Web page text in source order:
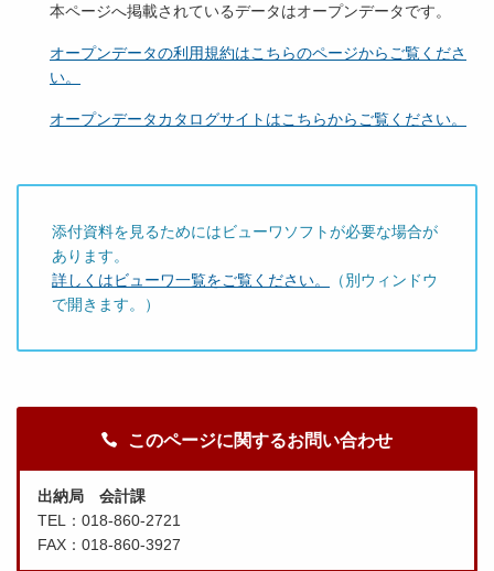
本ページへ掲載されているデータはオープンデータです。
オープンデータの利用規約はこちらのページからご覧くださ
い。
オープンデータカタログサイトはこちらからご覧ください。
添付資料を見るためにはビューワソフトが必要な場合が
あります。
詳しくはビューワ一覧をご覧ください。
（別ウィンドウ
で開きます。）
このページに関するお問い合わせ
出納局 会計課
TEL：018-860-2721
FAX：018-860-3927